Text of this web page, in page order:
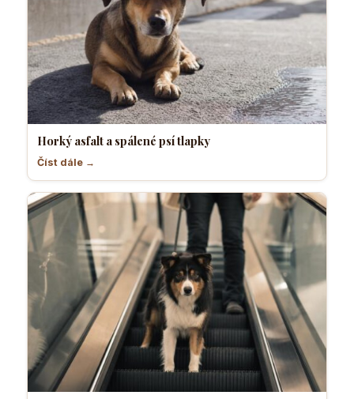
Horký asfalt a spálené psí tlapky
Číst dále →